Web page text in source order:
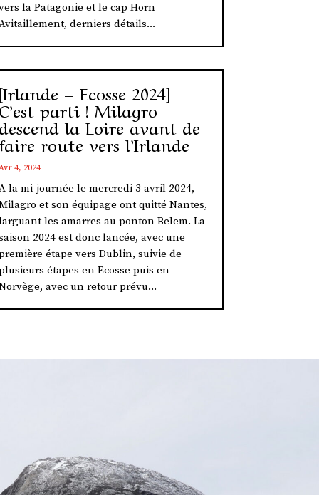
la Patagonie et le cap Horn
derniers détails...
– Ecosse 2024]
parti ! Milagro
la Loire avant de
route vers l’Irlande
4, 2024
la mi-journée le mercredi 3 avril 2024,
et son équipage ont quitté Nantes,
les amarres au ponton Belem. La
2024 est donc lancée, avec une
étape vers Dublin, suivie de
étapes en Ecosse puis en
avec un retour prévu...